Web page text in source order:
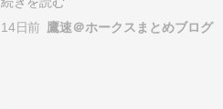
14日前 鷹速＠ホークスまとめブログ